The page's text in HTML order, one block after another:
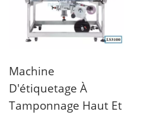
Machine
D'étiquetage À
Tamponnage Haut Et